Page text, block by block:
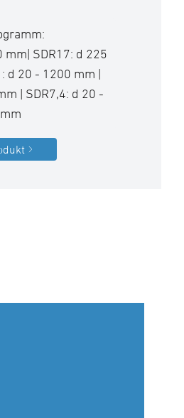
mm| SDR17: d 225
d 20 - 1200 mm |
| SDR7,4: d 20 -